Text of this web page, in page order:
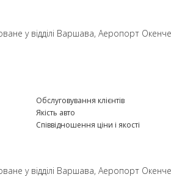
у відділі Варшава, Аеропорт Окенче
Обслуговування клієнтів
Якість авто
Співвідношення ціни і якості
у відділі Варшава, Аеропорт Окенче